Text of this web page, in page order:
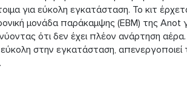
για εύκολη εγκατάσταση. Το κιτ
μονάδα παράκαμψης (EBM) της Anot
ότι δεν έχει πλέον ανάρτηση
εύκολη στην εγκατάσταση, απενεργοποιεί